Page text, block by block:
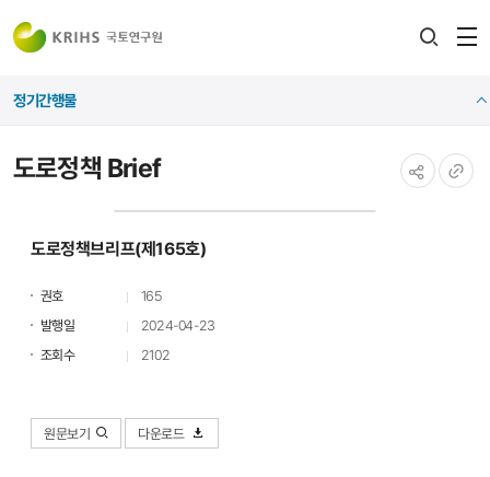
도로정책 Brief
정기간행물
도로정책브리프(제165호)
권호
165
발행일
2024-04-23
조회수
2102
원문보기 다운로드